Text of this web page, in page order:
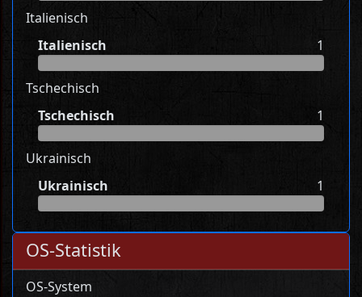
Italienisch
Italienisch
1
Tschechisch
Tschechisch
1
Ukrainisch
Ukrainisch
1
OS-Statistik
OS-System